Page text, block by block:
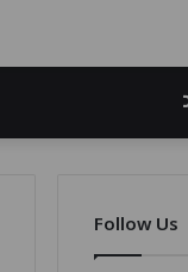
Follow Us